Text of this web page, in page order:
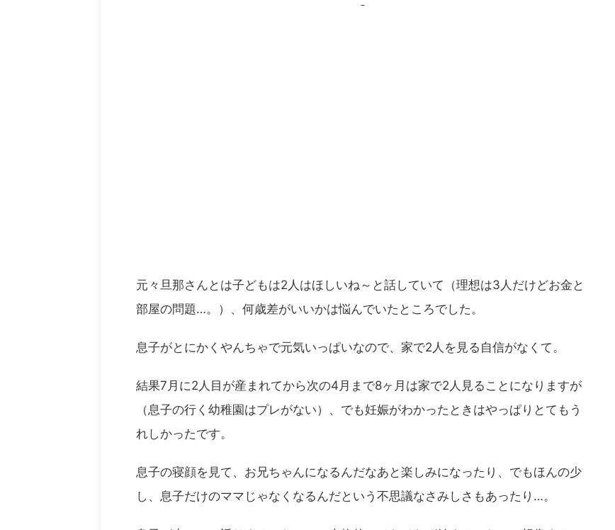
元々旦那さんとは子どもは2人はほしいね～と話していて（理想は3人だけどお金と
部屋の問題…。）、何歳差がいいかは悩んでいたところでした。
息子がとにかくやんちゃで元気いっぱいなので、家で2人を見る自信がなくて。
結果7月に2人目が産まれてから次の4月まで8ヶ月は家で2人見ることになりますが
（息子の行く幼稚園はプレがない）、でも妊娠がわかったときはやっぱりとてもう
れしかったです。
息子の寝顔を見て、お兄ちゃんになるんだなあと楽しみになったり、でもほんの少
し、息子だけのママじゃなくなるんだという不思議なさみしさもあったり…。